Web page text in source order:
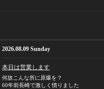
2026.08.09 Sunday
本日は営業します
何故こんな所に原爆を？
60年前長崎で激しく憤りました